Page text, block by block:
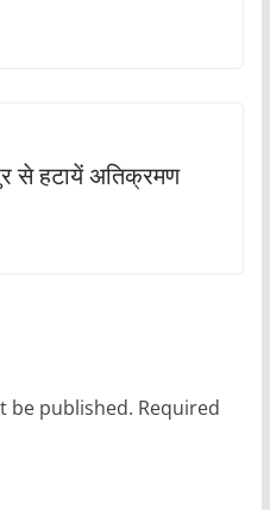
से हटायें अतिक्रमण
be published. Required